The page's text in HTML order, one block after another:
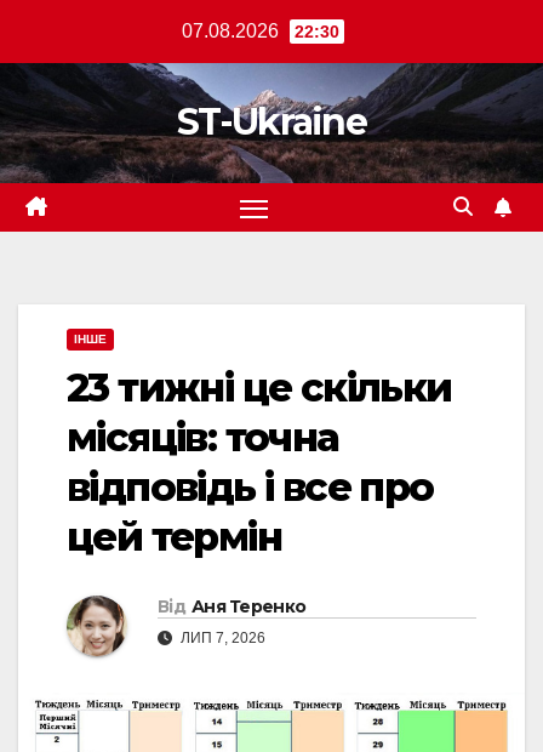
вмісту
07.08.2026 22:30
ST-Ukraine
ІНШЕ
23 тижні це скільки
місяців: точна
відповідь і все про
цей термін
Від Аня Теренко
ЛИП 7, 2026